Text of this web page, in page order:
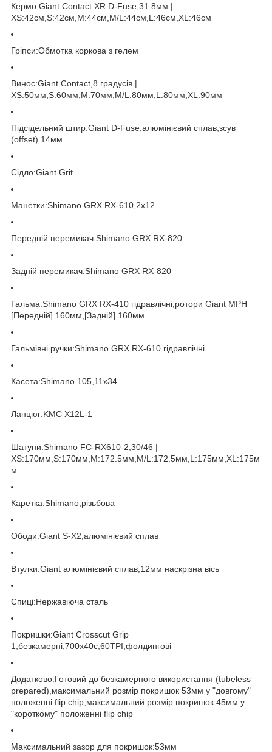
Кермо:Giant Contact XR D-Fuse,31.8мм |
XS:42см,S:42см,M:44см,M/L:44см,L:46см,XL:46см
Гріпси:Обмотка коркова з гелем
Винос:Giant Contact,8 градусів |
XS:50мм,S:60мм,M:70мм,M/L:80мм,L:80мм,XL:90мм
Підсідельний штир:Giant D-Fuse,алюмінієвий сплав,зсув
(offset) 14мм
Сідло:Giant Grit
Манетки:Shimano GRX RX-610,2x12
Передній перемикач:Shimano GRX RX-820
Задній перемикач:Shimano GRX RX-820
Гальма:Shimano GRX RX-410 гідравлічні,ротори Giant MPH
[Передній] 160мм,[Задній] 160мм
Гальмівні ручки:Shimano GRX RX-610 гідравлічні
Касета:Shimano 105,11x34
Ланцюг:KMC X12L-1
Шатуни:Shimano FC-RX610-2,30/46 |
XS:170мм,S:170мм,M:172.5мм,M/L:172.5мм,L:175мм,XL:175м
м
Каретка:Shimano,різьбова
Ободи:Giant S-X2,алюмінієвий сплав
Втулки:Giant алюмінієвий сплав,12мм наскрізна вісь
Спиці:Нержавіюча сталь
Покришки:Giant Crosscut Grip
1,безкамерні,700x40c,60TPI,фолдингові
Додатково:Готовий до безкамерного використання (tubeless
prepared),максимальний розмір покришок 53мм у "довгому"
положенні flip chip,максимальний розмір покришок 45мм у
"короткому" положенні flip chip
Максимальний зазор для покришок:53мм